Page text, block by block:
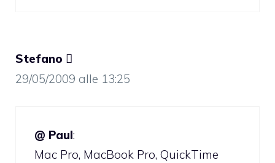
Stefano 
29/05/2009 alle 13:25
@ Paul:
Mac Pro, MacBook Pro, QuickTime